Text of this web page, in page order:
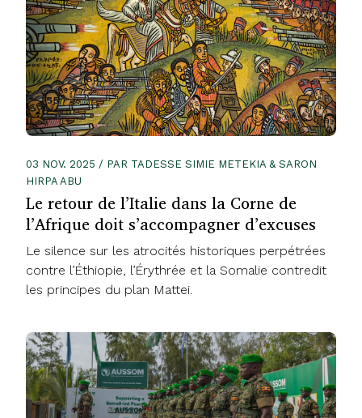
03 NOV. 2025 / PAR TADESSE SIMIE METEKIA & SARON
HIRPA ABU
Le retour de l’Italie dans la Corne de
l’Afrique doit s’accompagner d’excuses
Le silence sur les atrocités historiques perpétrées
contre l’Éthiopie, l’Érythrée et la Somalie contredit
les principes du plan Mattei.